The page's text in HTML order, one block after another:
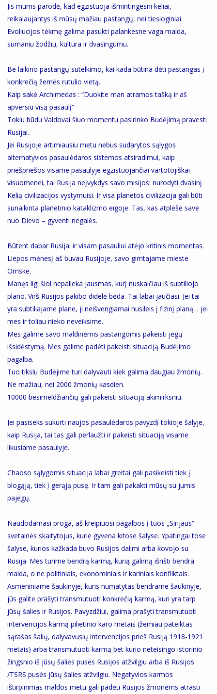
Jis mums parodė, kad egzistuoja išmintingesni keliai,
reikalaujantys iš mūsų mažiau pastangų, nei tiesioginiai.
Evoliucijos tėkmę galima pasukti palankesne vaga malda,
sumaniu žodžiu, kultūra ir dvasingumu.
Be laikino pastangų sutelkimo, kai kada būtina dėti pastangas į
konkrečią žemės rutulio vietą.
Kaip sakė Archimedas : “Duokite man atramos tašką ir aš
apversiu visą pasaulį“
Tokiu būdu Valdovai šiuo momentu pasirinko Budėjimą pravesti
Rusijai.
Jei Rusijoje artimiausiu metu nebus sudarytos sąlygos
alternatyvios pasaulėdaros sistemos atsiradimui, kaip
priešpriešos visame pasaulyje egzistuojančiai vartotojiškai
visuomenei, tai Rusija neįvykdys savo misijos: nurodyti dvasinį
Kelią civilizacijos vystymuisi. Ir visa planetos civilizacija gali būti
sunaikinta planetinio kataklizmo eigoje. Tas, kas atplėšė save
nuo Dievo – gyventi negalės.
Būtent dabar Rusijai ir visam pasauliui atėjo kritinis momentas.
Liepos mėnesį aš buvau Rusijoje, savo gimtajame mieste
Omske.
Manęs ligi šiol nepalieka jausmas, kurį nuskaičiau iš subtiliojo
plano. Virš Rusijos pakibo didelė bėda. Tai labai jaučiasi. Jei tai
yra subtiliajame plane, ji neišvengiamai nusileis į fizinį planą… jei
mes ir toliau nieko neveiksime.
Mes galime savo maldinėmis pastangomis pakeisti jėgų
išsidėstymą. Mes galime padėti pakeisti situaciją Budėjimo
pagalba.
Tuo tikslu Budėjime turi dalyvauti kiek galima daugiau žmonių.
Ne mažiau, nei 2000 žmonių kasdien.
10000 besimeldžiančių gali pakeisti situaciją akimirksniu.
Jei pasiseks sukurti naujos pasaulėdaros pavyzdį tokioje šalyje,
kaip Rusija, tai tas gali perlaužti ir pakeisti situaciją visame
likusiame pasaulyje.
Chaoso sąlygomis situacija labai greitai gali pasikeisti tiek į
blogąją, tiek į gerąją pusę. Ir tam gali pakakti mūsų su jumis
pajėgų.
Naudodamasi proga, aš kreipiuosi pagalbos į tuos „Sirijaus“
svetainės skaitytojus, kurie gyvena kitose šalyse. Ypatingai tose
šalyse, kurios kažkada buvo Rusijos dalimi arba kovojo su
Rusija. Mes turime bendrą karmą, kurią galimą išrišti bendra
malda, o ne politiniais, ekonominiais ir kariniais konfliktais.
Asmeniniame šaukinyje, kuris numatytas bendrame šaukinyje,
jūs galite prašyti transmutuoti konkrečią karmą, kuri yra tarp
jūsų šalies ir Rusijos. Pavyzdžiui, galima prašyti transmutuoti
intervencijos karmą pilietinio karo metais (žemiau pateiktas
sąrašas šalių, dalyvavusių intervencijos prieš Rusiją 1918-1921
metais) arba transmutuoti karmą bet kurio neteisingo istorinio
žingsnio iš jūsų šalies pusės Rusijos atžvilgiu arba iš Rusijos
/TSRS pusės jūsų šalies atžvilgiu. Negatyvios karmos
ištirpinimas maldos metu gali padėti Rusijos žmonėms atrasti